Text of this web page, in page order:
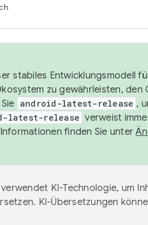
stabiles Entwicklungsmodell
zu gewährleisten, den
android-latest-release ,
latest-release verweist
finden Sie unter
KI-Technologie, um
KI-Übersetzungen